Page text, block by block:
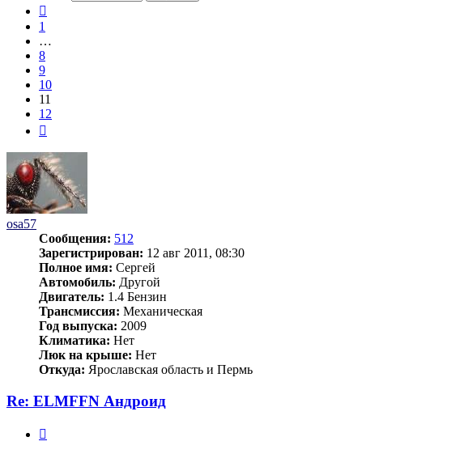
1
…
8
9
10
11
12
osa57
Сообщения: 512
Зарегистрирован: 12 авг 2011, 08:30
Полное имя: Сергей
Автомобиль: Другой
Двигатель: 1.4 Бензин
Трансмиссия: Механическая
Год выпуска: 2009
Климатика: Нет
Люк на крыше: Нет
Откуда: Ярославская область и Пермь
Re: ELMFFN Андроид